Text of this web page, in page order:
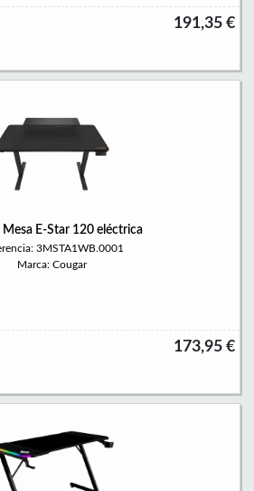
191,35 €
Mesa E-Star 120 eléctrica
3MSTA1WB.0001
Marca: Cougar
173,95 €